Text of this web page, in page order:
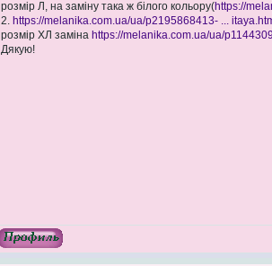
розмір Л, на заміну така ж білого кольору(https://
2. https://melanika.com.ua/ua/p2195868413- ...
розмір ХЛ заміна https://melanika.com.ua/ua/
Дякую!